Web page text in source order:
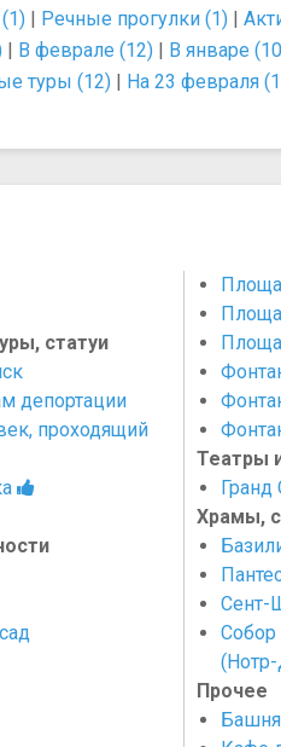
| Речные прогулки (1) |
| В феврале (12) | В январе
туры (12) | На 23 февраля
статуи
депортации
проходящий
Театры
Гранд
Храмы,
Сент-
Собор
Прочее